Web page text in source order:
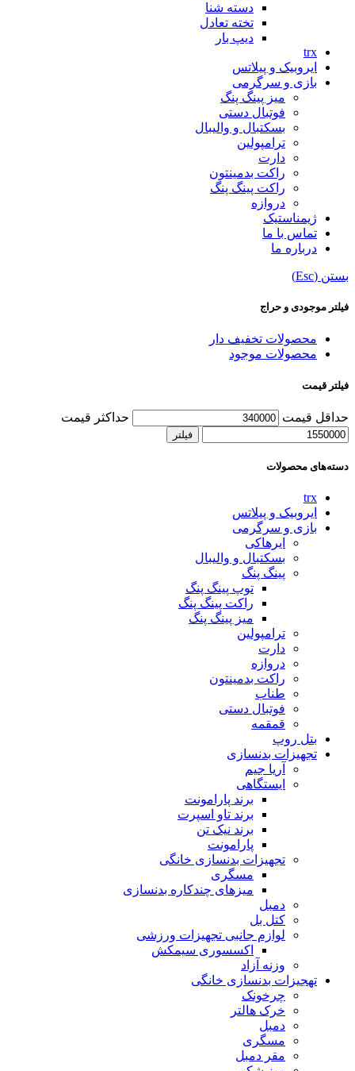
دسته شنا
تخته تعادل
دیپ بار
trx
ایروبیک و پیلاتس
بازی و سرگرمی
میز پینگ پنگ
فوتبال دستی
بسکتبال و والیبال
ترامپولین
دارت
راکت بدمینتون
راکت پینگ پنگ
دروازه
ژیمناستیک
تماس با ما
درباره ما
بستن (Esc)
فیلتر موجودی و حراج
محصولات تخفیف دار
محصولات موجود
فیلتر قیمت
حداقل قیمت حداکثر قیمت
فیلتر
دسته‌های محصولات
trx
ایروبیک و پیلاتس
بازی و سرگرمی
ایرهاکی
بسکتبال و والیبال
پینگ پنگ
توپ پینگ پنگ
راکت پینگ پنگ
میز پینگ پنگ
ترامپولین
دارت
دروازه
راکت بدمینتون
طناب
فوتبال دستی
قمقمه
بتل روپ
تجهیزات بدنسازی
آریا جیم
ایستگاهی
برند پارامونت
برند تاو اسپرت
برند نیک تن
پارامونت
تجهیزات بدنسازی خانگی
مسگری
میزهای چندکاره بدنسازی
دمبل
کتل بل
لوازم جانبی تجهیزات ورزشی
اکسسوری سیمکش
وزنه آزاد
تهجیزات بدنسازی خانگی
چرخونک
خرک هالتر
دمبل
مسگری
مقر دمبل